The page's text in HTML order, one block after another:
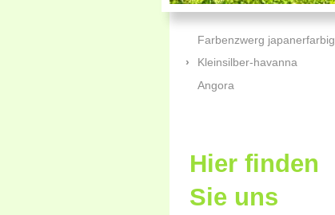
Farbenzwerg japanerfarbig
Kleinsilber-havanna
Angora
Hier finden
Sie uns